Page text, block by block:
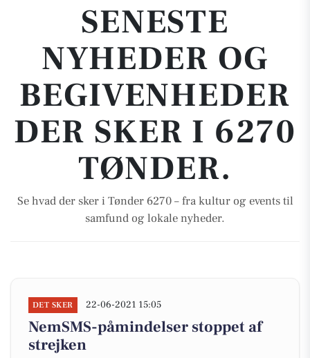
SENESTE
NYHEDER OG
BEGIVENHEDER
DER SKER I 6270
TØNDER.
Se hvad der sker i Tønder 6270 – fra kultur og events til
samfund og lokale nyheder.
DET SKER 22-06-2021 15:05
NemSMS-påmindelser stoppet af
strejken